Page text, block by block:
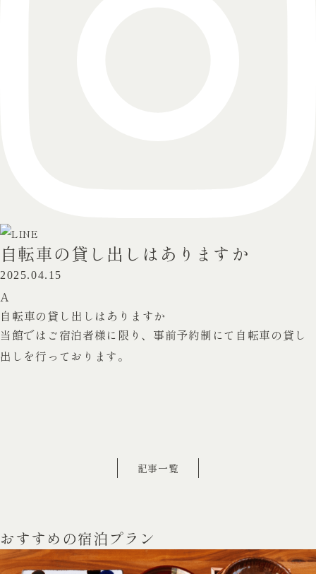
自転車の貸し出しはありますか
2025.04.15
A
自転車の貸し出しはありますか
当館ではご宿泊者様に限り、事前予約制にて自転車の貸し
出しを行っております。
記事一覧
おすすめの宿泊プラン